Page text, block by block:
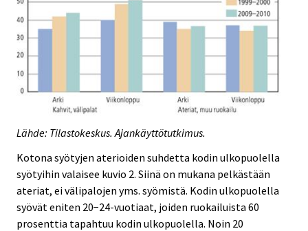
Lähde: Tilastokeskus. Ajankäyttötutkimus.
Kotona syötyjen aterioiden suhdetta kodin ulkopuolella
syötyihin valaisee kuvio 2. Siinä on mukana pelkästään
ateriat, ei välipalojen yms. syömistä. Kodin ulkopuolella
syövät eniten 20−24-vuotiaat, joiden ruokailuista 60
prosenttia tapahtuu kodin ulkopuolella. Noin 20